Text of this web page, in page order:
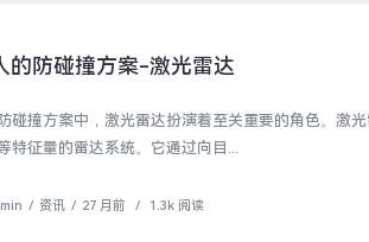
资讯
的防碰撞方案-激光雷达
碰撞方案中，激光雷达扮演着至关重要的角色。激
特征量的雷达系统。它通过向目...
/ 资讯 / 27 月前 / 1.3k 阅读